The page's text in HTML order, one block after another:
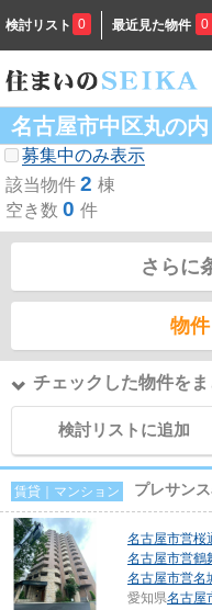
検討リスト 0 最近見た物件 0
名古屋市中区丸の
募集中のみ表示
該当物件 2 棟
空き数 0 件
さらに
物
チェックした物件を
検討リストに追加
賃貸｜マンション プレサン
名古屋市営桜
名古屋市営鶴
名古屋市営名
愛知県名古屋